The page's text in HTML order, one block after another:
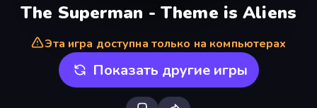
The Superman - Theme is Aliens
Эта игра доступна только на компьютерах
Показать другие игры